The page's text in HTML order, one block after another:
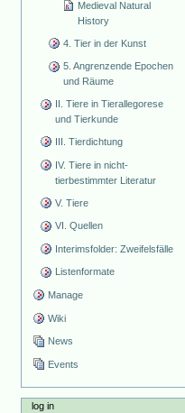
Medieval Natural
History
4. Tier in der Kunst
5. Angrenzende Epochen
und Räume
II. Tiere in Tierallegorese
und Tierkunde
III. Tierdichtung
IV. Tiere in nicht-
tierbestimmter Literatur
V. Tiere
VI. Quellen
Interimsfolder: Zweifelsfälle
Listenformate
Manage
Wiki
News
Events
log in